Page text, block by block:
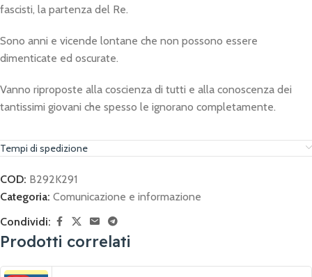
fascisti, la partenza del Re.
Sono anni e vicende lontane che non possono essere
dimenticate ed oscurate.
Vanno riproposte alla coscienza di tutti e alla conoscenza dei
tantissimi giovani che spesso le ignorano completamente.
Tempi di spedizione
COD: B292K291
Categoria: Comunicazione e informazione
Condividi:
Prodotti correlati